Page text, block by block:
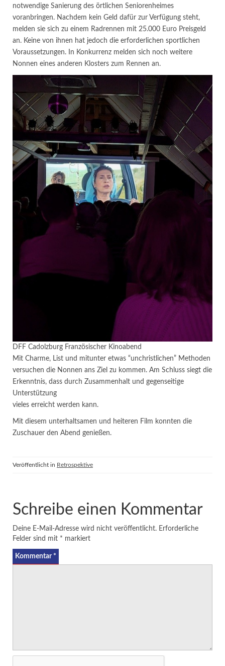
notwendige Sanierung des örtlichen Seniorenheimes
voranbringen. Nachdem kein Geld dafür zur Verfügung steht,
melden sie sich zu einem Radrennen mit 25.000 Euro Preisgeld
an. Keine von ihnen hat jedoch die erforderlichen sportlichen
Voraussetzungen. In Konkurrenz melden sich noch weitere
Nonnen eines anderen Klosters zum Rennen an.
DFF Cadolzburg Französischer Kinoabend
Mit Charme, List und mitunter etwas “unchristlichen” Methoden
versuchen die Nonnen ans Ziel zu kommen. Am Schluss siegt die
Erkenntnis, dass durch Zusammenhalt und gegenseitige
Unterstützung
vieles erreicht werden kann.
Mit diesem unterhaltsamen und heiteren Film konnten die
Zuschauer den Abend genießen.
Veröffentlicht in Retrospektive
Schreibe einen Kommentar
Deine E-Mail-Adresse wird nicht veröffentlicht. Erforderliche
Felder sind mit * markiert
Kommentar *